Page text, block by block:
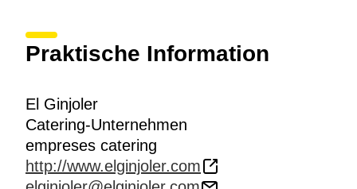
Praktische Information
El Ginjoler
Catering-Unternehmen
empreses catering
http://www.elginjoler.com